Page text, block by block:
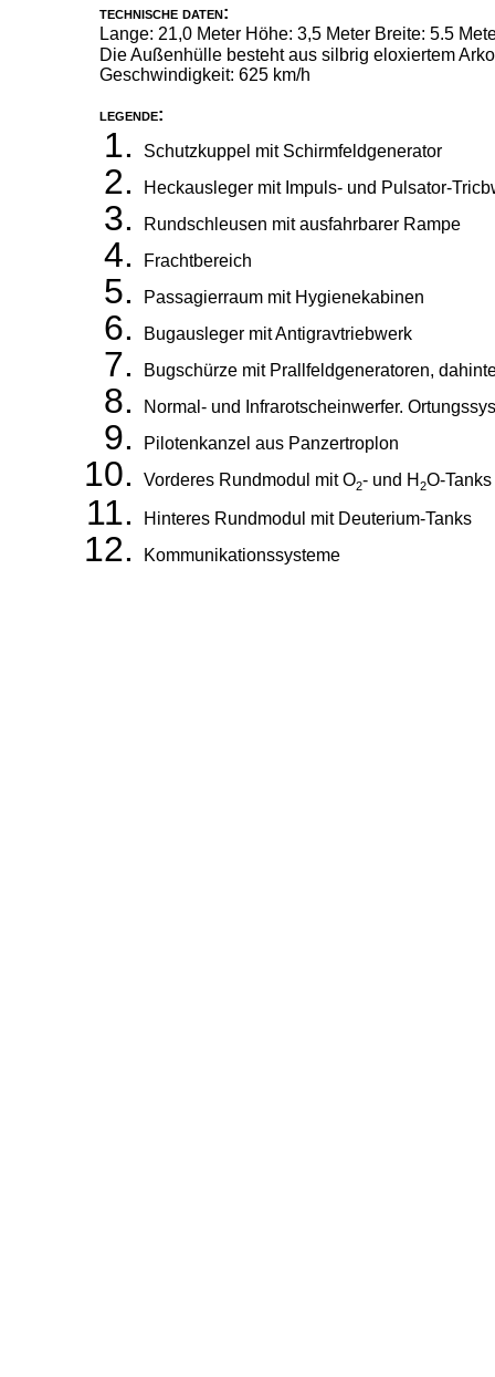
technische daten:
Lange: 21,0 Meter Höhe: 3,5 Meter Breite: 5.5
Die Außenhülle besteht aus silbrig eloxiertem
Geschwindigkeit: 625 km/h
legende:
Schutzkuppel mit Schirmfeldgenerator
Heckausleger mit Impuls- und Pulsator-
Rundschleusen mit ausfahrbarer Rampe
Frachtbereich
Passagierraum mit Hygienekabinen
Bugausleger mit Antigravtriebwerk
Bugschürze mit Prallfeldgeneratoren,
Normal- und Infrarotscheinwerfer.
Pilotenkanzel aus Panzertroplon
Vorderes Rundmodul mit O2- und H 2O-Tanks
Hinteres Rundmodul mit Deuterium-Tanks
Kommunikationssysteme